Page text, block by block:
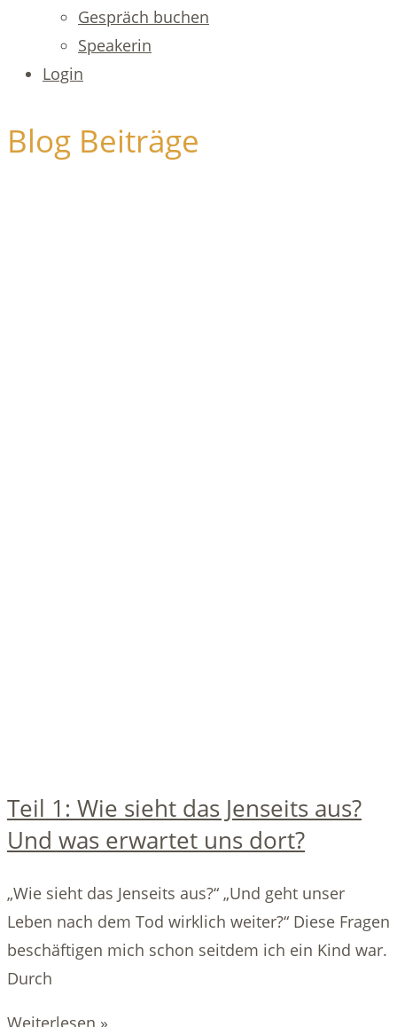
Gespräch buchen
Speakerin
Login
Blog Beiträge
Teil 1: Wie sieht das Jenseits aus?
Und was erwartet uns dort?
„Wie sieht das Jenseits aus?“ „Und geht unser
Leben nach dem Tod wirklich weiter?“ Diese Fragen
beschäftigen mich schon seitdem ich ein Kind war.
Durch
Weiterlesen »